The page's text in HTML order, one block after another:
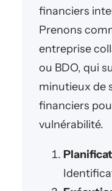
financiers
Prenons
entreprise
ou BDO, qui
minutieux de
financiers
vulnérabilité.